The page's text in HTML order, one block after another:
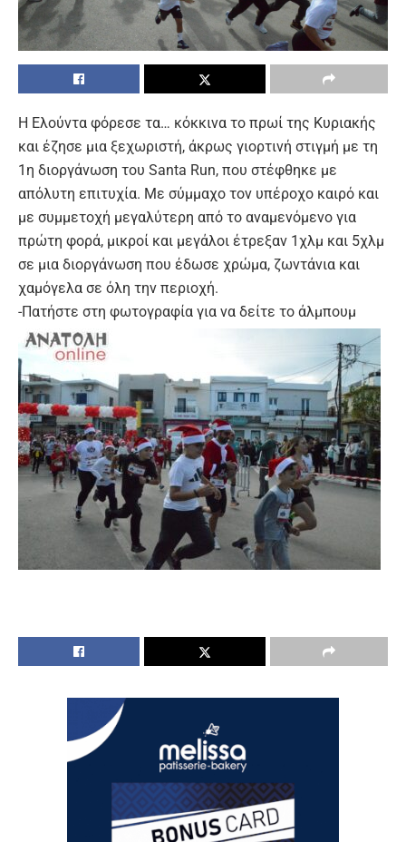
Η Ελούντα φόρεσε τα… κόκκινα το πρωί της Κυριακής
και έζησε μια ξεχωριστή, άκρως γιορτινή στιγμή με τη
1η διοργάνωση του Santa Run, που στέφθηκε με
απόλυτη επιτυχία. Με σύμμαχο τον υπέροχο καιρό και
με συμμετοχή μεγαλύτερη από το αναμενόμενο για
πρώτη φορά, μικροί και μεγάλοι έτρεξαν 1χλμ και 5χλμ
σε μια διοργάνωση που έδωσε χρώμα, ζωντάνια και
χαμόγελα σε όλη την περιοχή.
-Πατήστε στη φωτογραφία για να δείτε το άλμπουμ